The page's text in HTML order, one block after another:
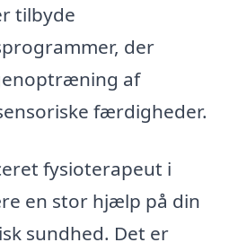
tilbyde
der
af
færdigheder.
fysioterapeut i
en stor hjælp på din
sundhed. Det er